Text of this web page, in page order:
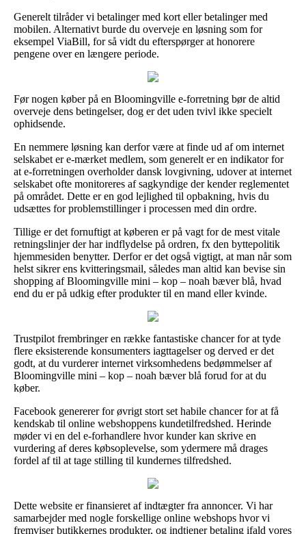
Generelt tilråder vi betalinger med kort eller betalinger med
mobilen. Alternativt burde du overveje en løsning som for
eksempel ViaBill, for så vidt du efterspørger at honorere
pengene over en længere periode.
Før nogen køber på en Bloomingville e-forretning bør de altid
overveje dens betingelser, dog er det uden tvivl ikke specielt
ophidsende.
En nemmere løsning kan derfor være at finde ud af om internet
selskabet er e-mærket medlem, som generelt er en indikator for
at e-forretningen overholder dansk lovgivning, udover at internet
selskabet ofte monitoreres af sagkyndige der kender reglementet
på området. Dette er en god lejlighed til opbakning, hvis du
udsættes for problemstillinger i processen med din ordre.
Tillige er det fornuftigt at køberen er på vagt for de mest vitale
retningslinjer der har indflydelse på ordren, fx den byttepolitik
hjemmesiden benytter. Derfor er det også vigtigt, at man når som
helst sikrer ens kvitteringsmail, således man altid kan bevise sin
shopping af Bloomingville mini – kop – noah bæver blå, hvad
end du er på udkig efter produkter til en mand eller kvinde.
Trustpilot frembringer en række fantastiske chancer for at tyde
flere eksisterende konsumenters iagttagelser og derved er det
godt, at du vurderer internet virksomhedens bedømmelser af
Bloomingville mini – kop – noah bæver blå forud for at du
køber.
Facebook genererer for øvrigt stort set habile chancer for at få
kendskab til online webshoppens kundetilfredshed. Herinde
møder vi en del e-forhandlere hvor kunder kan skrive en
vurdering af deres købsoplevelse, som ydermere må drages
fordel af til at tage stilling til kundernes tilfredshed.
Dette website er finansieret af indtægter fra annoncer. Vi har
samarbejder med nogle forskellige online webshops hvor vi
fremviser butikkernes produkter, og indtjener betaling ifald vores